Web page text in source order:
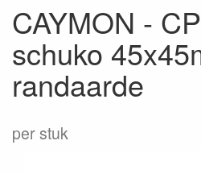
CAYMON -
schuko
randaarde
per stuk